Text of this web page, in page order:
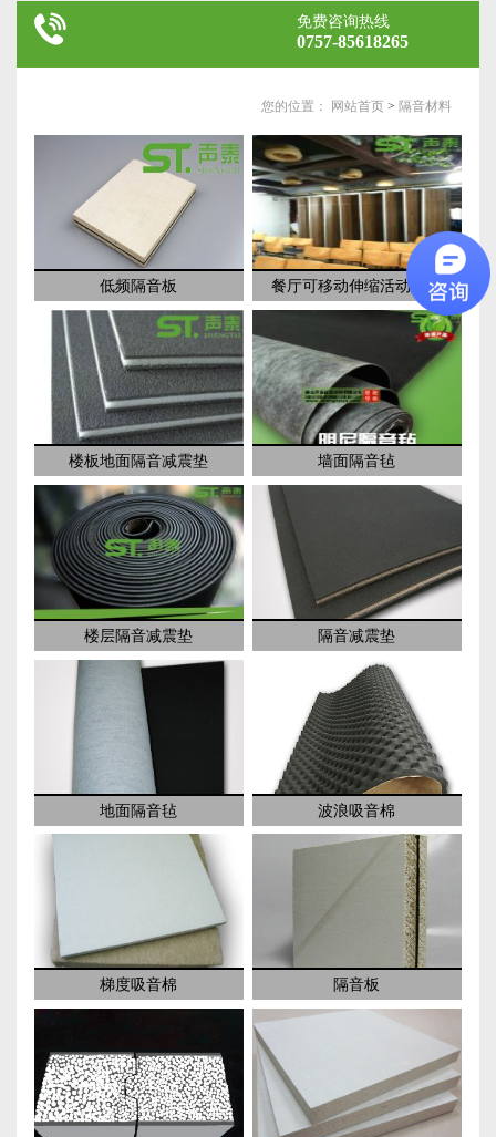
免费咨询热线
0757-85618265
您的位置： 网站首页 > 隔音材料
低频隔音板 餐厅可移动伸缩活动隔断
楼板地面隔音减震垫 墙面隔音毡
楼层隔音减震垫 隔音减震垫
地面隔音毡 波浪吸音棉
梯度吸音棉 隔音板